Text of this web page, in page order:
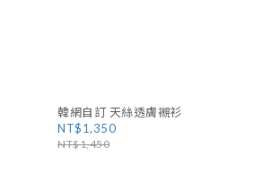
韓網自訂 天絲透膚襯衫
NT$1,350
NT$1,450